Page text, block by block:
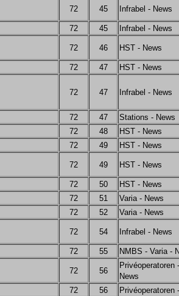
72 45 Infrabel - News
72 45 Infrabel - News
72 46 HST - News
72 47 HST - News
72 47 Infrabel - News
72 47
Stations - News
72 48
HST - News
72 49 HST - News
72 49 HST - News
72 50
HST - News
72 51
Varia - News
72 52 Varia - News
72 54 Infrabel - News
72 55 NMBS - Varia -
72 56
Privéoperatoren
News
72 56
Privéoperatoren